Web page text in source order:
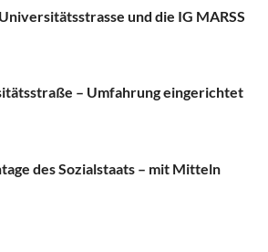
und die IG MARSS
­– Umfahrung eingerichtet
des Sozialstaats – mit Mitteln